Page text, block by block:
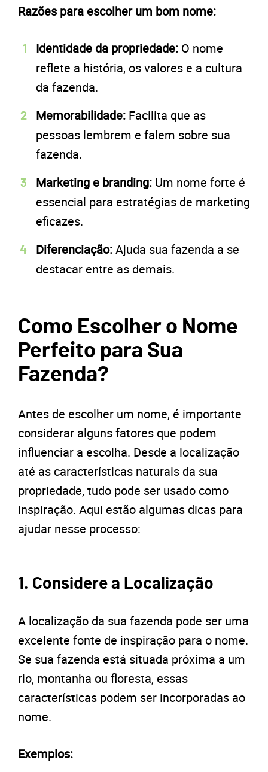
Razões para escolher um bom nome:
Identidade da propriedade: O nome
reflete a história, os valores e a cultura
da fazenda.
Memorabilidade: Facilita que as
pessoas lembrem e falem sobre sua
fazenda.
Marketing e branding: Um nome forte é
essencial para estratégias de marketing
eficazes.
Diferenciação:Ajuda sua fazenda a se
destacar entre as demais.
Como Escolher o Nome
Perfeito para Sua
Fazenda?
Antes de escolher um nome, é importante
considerar alguns fatores que podem
influenciar a escolha. Desde a localização
até as características naturais da sua
propriedade, tudo pode ser usado como
inspiração. Aqui estão algumas dicas para
ajudar nesse processo:
1. Considere a Localização
A localização da sua fazenda pode ser uma
excelente fonte de inspiração para o nome.
Se sua fazenda está situada próxima a um
rio, montanha ou floresta, essas
características podem ser incorporadas ao
nome.
Exemplos: